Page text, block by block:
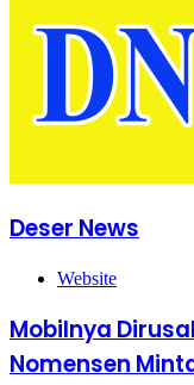
Deser News
Website
Mobilnya
Nomensen